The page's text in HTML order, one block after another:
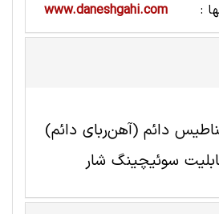
:
www.daneshgahi.com
دائم (آهن‌ربای دائم)
سوئیچینگ شار